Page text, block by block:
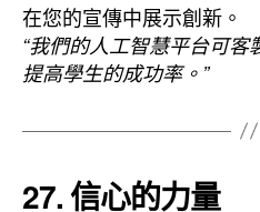
在您的宣傳中展示創新。
“我們的人工智慧平台可
提高學生的成功率。”
27. 信心的力量